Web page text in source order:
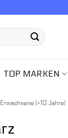
TOP MARKEN
(>10 Jahre)